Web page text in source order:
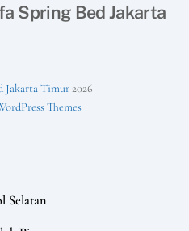
Spring Bed Jakarta
Jakarta Timur2026
Themes
Selatan